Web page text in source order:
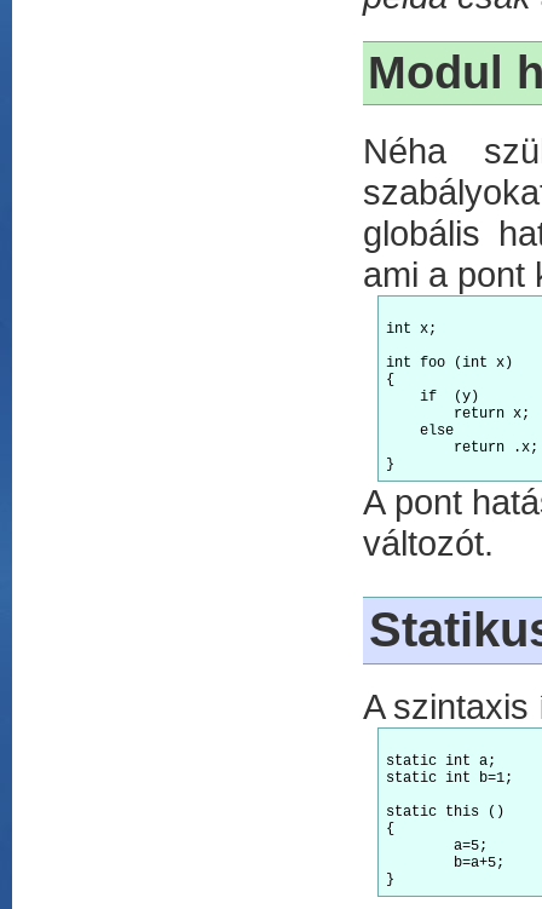
Modul
Néha
globális
ami a pont
int x;
int foo (int x)
{
if
  (y)
return
else
return
A pont
változót.
A szintaxis
static int a;
static int b=1;
static this ()
{